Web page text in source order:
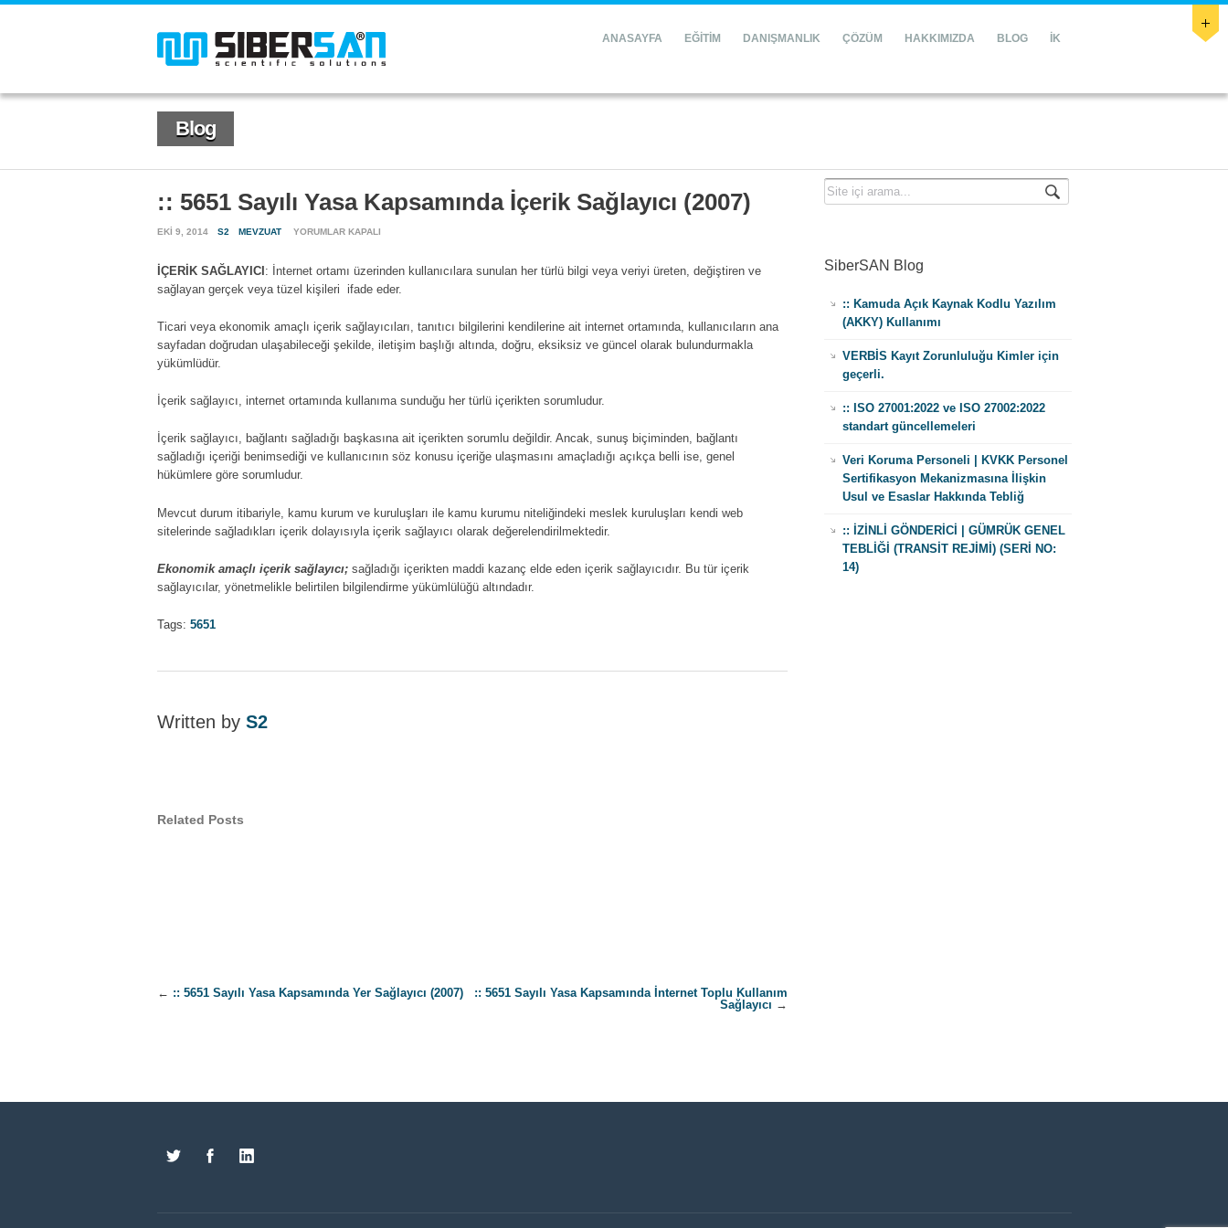
ANASAYFA EĞİTİM DANIŞMANLIK ÇÖZÜM HAKKIMIZDA BLOG İK
Blog
:: 5651 Sayılı Yasa Kapsamında İçerik Sağlayıcı (2007)
EKI 9, 2014 S2 MEVZUAT
::
YASA
KAPSAMINDA
(2007)
IÇIN
YORUMLAR KAPALI
İÇERİK SAĞLAYICI : İnternet ortamı üzerinden kullanıcılara sunulan her türlü bilgi veya veriyi üreten, değiştiren ve
sağlayan gerçek veya tüzel kişileri ifade eder.
Ticari veya ekonomik amaçlı içerik sağlayıcıları, tanıtıcı bilgilerini kendilerine ait internet ortamında, kullanıcıların ana
sayfadan doğrudan ulaşabileceği şekilde, iletişim başlığı altında, doğru, eksiksiz ve güncel olarak bulundurmakla
yükümlüdür.
İçerik sağlayıcı, internet ortamında kullanıma sunduğu her türlü içerikten sorumludur.
İçerik sağlayıcı, bağlantı sağladığı başkasına ait içerikten sorumlu değildir. Ancak, sunuş biçiminden, bağlantı
sağladığı içeriği benimsediği ve kullanıcının söz konusu içeriğe ulaşmasını amaçladığı açıkça belli ise, genel
hükümlere göre sorumludur.
Mevcut durum itibariyle, kamu kurum ve kuruluşları ile kamu kurumu niteliğindeki meslek kuruluşları kendi web
sitelerinde sağladıkları içerik dolayısıyla içerik sağlayıcı olarak değerelendirilmektedir.
Ekonomik amaçlı içerik sağlayıcı;sağladığı içerikten maddi kazanç elde eden içerik sağlayıcıdır. Bu tür içerik
sağlayıcılar, yönetmelikle belirtilen bilgilendirme yükümlülüğü altındadır.
Tags: 5651
Written by S2
Related Posts
← :: 5651 Sayılı Yasa Kapsamında Yer Sağlayıcı (2007)
:: 5651 Sayılı Yasa Kapsamında İnternet Toplu Kullanım
Sağlayıcı →
SiberSAN Blog
:: Kamuda Açık Kaynak Kodlu Yazılım
(AKKY) Kullanımı
VERBİS Kayıt Zorunluluğu Kimler için
geçerli.
:: ISO 27001:2022 ve ISO 27002:2022
standart güncellemeleri
Veri Koruma Personeli | KVKK Personel
Sertifikasyon Mekanizmasına İlişkin
Usul ve Esaslar Hakkında Tebliğ
:: İZİNLİ GÖNDERİCİ | GÜMRÜK GENEL
TEBLİĞİ (TRANSİT REJİMİ) (SERİ NO:
14)